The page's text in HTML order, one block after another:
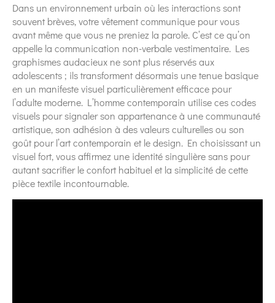
Dans un environnement urbain où les interactions sont
souvent brèves, votre vêtement communique pour vous
avant même que vous ne preniez la parole. C’est ce qu’on
appelle la communication non-verbale vestimentaire. Les
graphismes audacieux ne sont plus réservés aux
adolescents ; ils transforment désormais une tenue basique
en un manifeste visuel particulièrement efficace pour
l’adulte moderne. L’homme contemporain utilise ces codes
visuels pour signaler son appartenance à une communauté
artistique, son adhésion à des valeurs culturelles ou son
goût pour l’art contemporain et le design. En choisissant un
visuel fort, vous affirmez une identité singulière sans pour
autant sacrifier le confort habituel et la simplicité de cette
pièce textile incontournable.